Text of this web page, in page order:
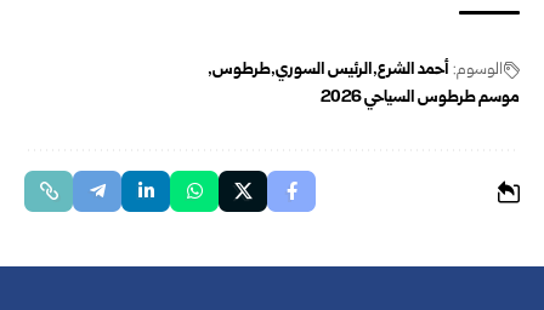
الوسوم:أحمد الشرع الرئيس السوري طرطوس
موسم طرطوس السياحي 2026